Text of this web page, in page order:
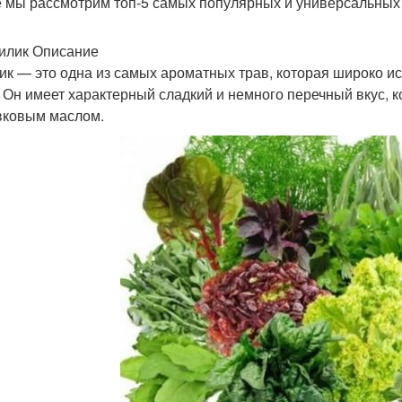
Описание
— это одна из самых ароматных трав, которая широко
Он имеет характерный сладкий и немного перечный вкус,
маслом.